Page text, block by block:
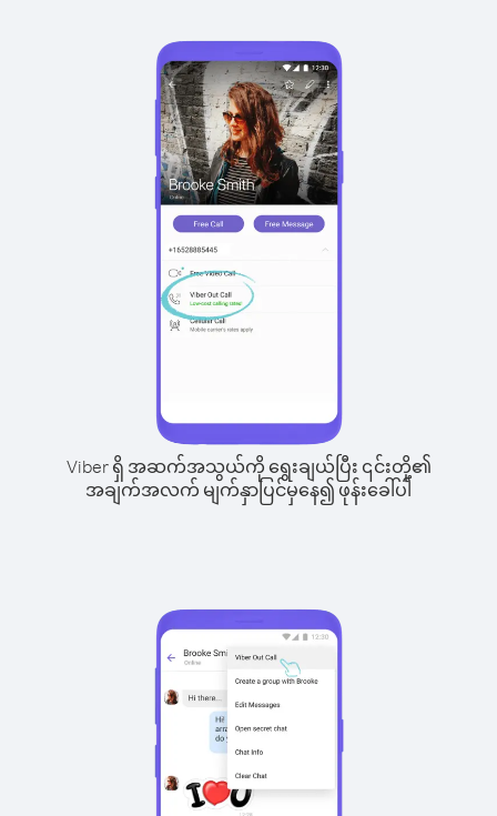
Viber ရှိ အဆက်အသွယ်ကို ရွေးချယ်ပြီး ၎င်းတို့၏
အချက်အလက် မျက်နှာပြင်မှနေ၍ ဖုန်းခေါ်ပါ